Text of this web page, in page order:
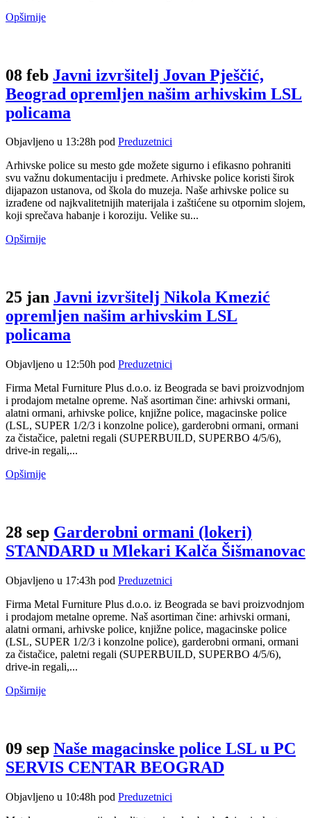
Opširnije
08 feb Javni izvršitelj Jovan Pješčić,
Beograd opremljen našim arhivskim LSL
policama
Objavljeno u 13:28h pod Preduzetnici
Arhivske police su mesto gde možete sigurno i efikasno pohraniti
svu važnu dokumentaciju i predmete. Arhivske police koristi širok
dijapazon ustanova, od škola do muzeja. Naše arhivske police su
izrađene od najkvalitetnijih materijala i zaštićene su otpornim slojem,
koji sprečava habanje i koroziju. Velike su...
Opširnije
25 jan Javni izvršitelj Nikola Kmezić
opremljen našim arhivskim LSL
policama
Objavljeno u 12:50h pod Preduzetnici
Firma Metal Furniture Plus d.o.o. iz Beograda se bavi proizvodnjom
i prodajom metalne opreme. Naš asortiman čine: arhivski ormani,
alatni ormani, arhivske police, knjižne police, magacinske police
(LSL, SUPER 1/2/3 i konzolne police), garderobni ormani, ormani
za čistačice, paletni regali (SUPERBUILD, SUPERBO 4/5/6),
drive-in regali,...
Opširnije
28 sep Garderobni ormani (lokeri)
STANDARD u Mlekari Kalča Šišmanovac
Objavljeno u 17:43h pod Preduzetnici
Firma Metal Furniture Plus d.o.o. iz Beograda se bavi proizvodnjom
i prodajom metalne opreme. Naš asortiman čine: arhivski ormani,
alatni ormani, arhivske police, knjižne police, magacinske police
(LSL, SUPER 1/2/3 i konzolne police), garderobni ormani, ormani
za čistačice, paletni regali (SUPERBUILD, SUPERBO 4/5/6),
drive-in regali,...
Opširnije
09 sep Naše magacinske police LSL u PC
SERVIS CENTAR BEOGRAD
Objavljeno u 10:48h pod Preduzetnici